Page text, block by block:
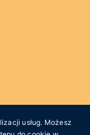
usług. Możesz